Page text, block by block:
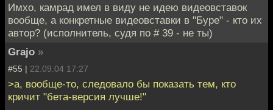
Имхо, камрад имел в виду не идею видеовставок
вообще, а конкретные видеовставки в "Буре" - кто их
автор? (исполнитель, судя по # 39 - не ты)
Grajo »
#55 | 22.09.04 17:27
>а, вообще-то, следовало бы показать тем, кто
кричит "бета-версия лучше!"